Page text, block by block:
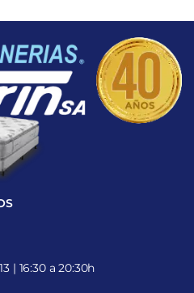
| 16:30 a 20:30h